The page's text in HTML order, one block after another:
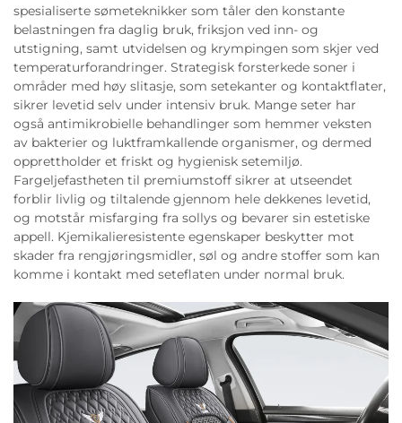
spesialiserte sømeteknikker som tåler den konstante
belastningen fra daglig bruk, friksjon ved inn- og
utstigning, samt utvidelsen og krympingen som skjer ved
temperaturforandringer. Strategisk forsterkede soner i
områder med høy slitasje, som setekanter og kontaktflater,
sikrer levetid selv under intensiv bruk. Mange seter har
også antimikrobielle behandlinger som hemmer veksten
av bakterier og luktframkallende organismer, og dermed
opprettholder et friskt og hygienisk setemiljø.
Fargeljefastheten til premiumstoff sikrer at utseendet
forblir livlig og tiltalende gjennom hele dekkenes levetid,
og motstår misfarging fra sollys og bevarer sin estetiske
appell. Kjemikalieresistente egenskaper beskytter mot
skader fra rengjøringsmidler, søl og andre stoffer som kan
komme i kontakt med seteflaten under normal bruk.